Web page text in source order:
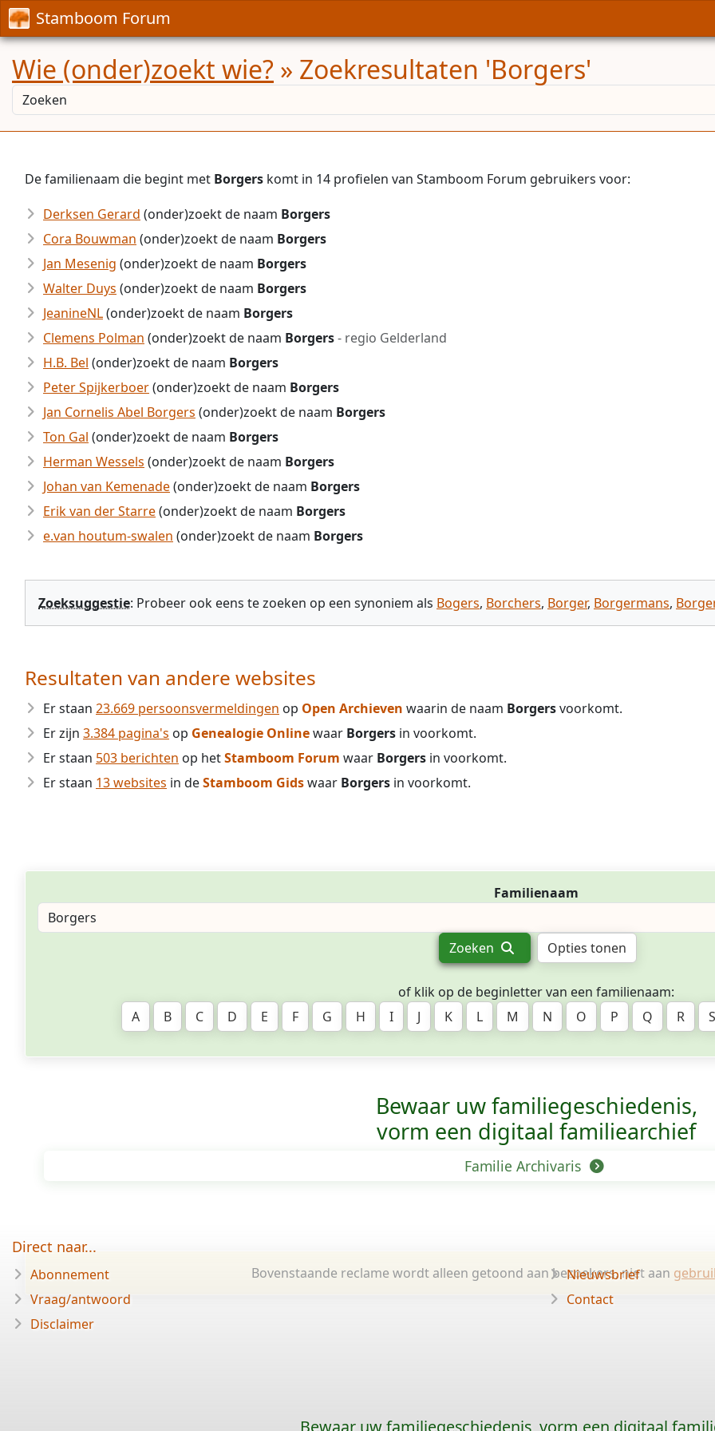
Stamboom Forum
Wie (onder)zoekt wie? » Zoekresultaten 'Borgers'
De familienaam die begint met Borgers komt in 14 profielen van Stamboom Forum gebruikers voor:
Derksen Gerard (onder)zoekt de naam Borgers
Cora Bouwman (onder)zoekt de naam Borgers
Jan Mesenig (onder)zoekt de naam Borgers
Walter Duys (onder)zoekt de naam Borgers
JeanineNL(onder)zoekt de naam Borgers
Clemens Polman (onder)zoekt de naam Borgers- regio Gelderland
H.B. Bel (onder)zoekt de naam Borgers
Peter Spijkerboer(onder)zoekt de naam Borgers
Jan Cornelis Abel Borgers (onder)zoekt de naam Borgers
Ton Gal (onder)zoekt de naam Borgers
Herman Wessels (onder)zoekt de naam Borgers
Johan van Kemenade(onder)zoekt de naam Borgers
Erik van der Starre(onder)zoekt de naam Borgers
e.van houtum-swalen (onder)zoekt de naam Borgers
Zoeksuggestie: Probeer ook eens te zoeken op een synoniem als Bogers, Borchers, Borger, Borgermans,
Resultaten van andere websites
Er staan 23.669 persoonsvermeldingen op Open Archieven waarin de naam Borgersvoorkomt.
Er zijn 3.384 pagina's op Genealogie Onlinewaar Borgers in voorkomt.
Er staan 503 berichten op hetStamboom Forum waar Borgers in voorkomt.
Er staan 13 websites in deStamboom Gidswaar Borgers in voorkomt.
Familienaam
Zoeken Opties tonen
of klik op de beginletter van een familienaam:
A
B C D E F G H I J K L M N O P Q R S
Bewaar uw familie­geschiedenis,
vorm een digitaal familiearchief
Familie Archivaris
Bovenstaande reclame wordt alleen getoond aan bezoekers, niet aan
Direct naar...
Abonnement
Vraag/antwoord
Disclaimer
Nieuwsbrief
Contact
Bewaar uw familiegeschiedenis, vorm een digitaal